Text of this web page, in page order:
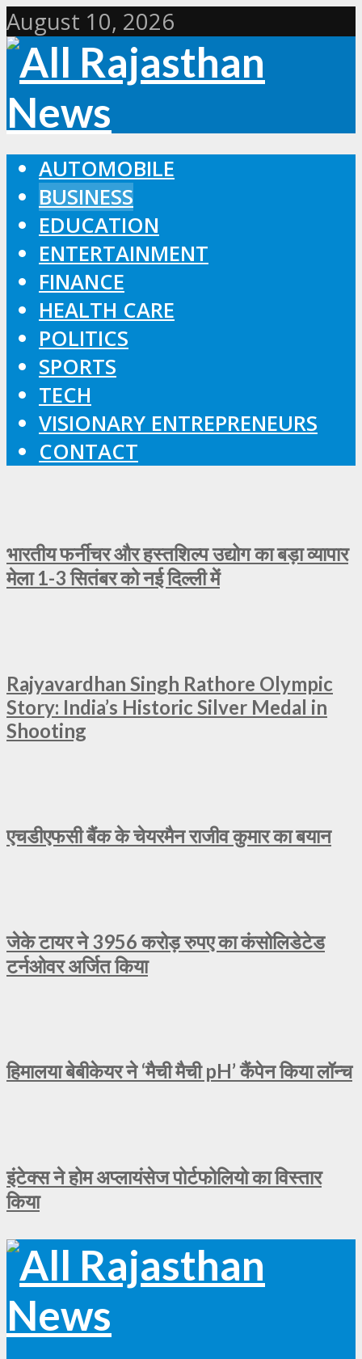
August 10, 2026
AUTOMOBILE
BUSINESS
EDUCATION
ENTERTAINMENT
FINANCE
HEALTH CARE
POLITICS
SPORTS
TECH
VISIONARY ENTREPRENEURS
CONTACT
भारतीय फर्नीचर और हस्तशिल्प उद्योग का बड़ा व्यापार
मेला 1-3 सितंबर को नई दिल्ली में
Rajyavardhan Singh Rathore Olympic
Story: India’s Historic Silver Medal in
Shooting
एचडीएफसी बैंक के चेयरमैन राजीव कुमार का बयान
जेके टायर ने 3956 करोड़ रुपए का कंसोलिडेटेड
टर्नओवर अर्जित किया
हिमालया बेबीकेयर ने ‘मैची मैची pH’ कैंपेन किया लॉन्च
इंटेक्स ने होम अप्लायंसेज पोर्टफोलियो का विस्तार
किया